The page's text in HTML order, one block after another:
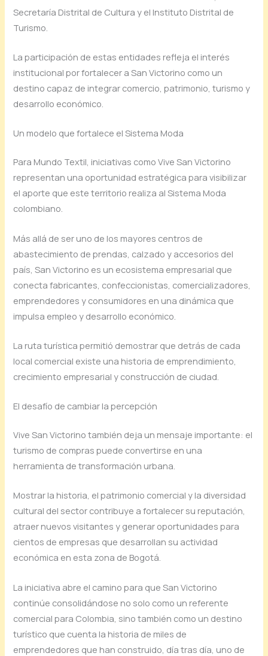
Secretaría Distrital de Cultura y el Instituto Distrital de
Turismo.
La participación de estas entidades refleja el interés
institucional por fortalecer a San Victorino como un
destino capaz de integrar comercio, patrimonio, turismo y
desarrollo económico.
Un modelo que fortalece el Sistema Moda
Para Mundo Textil, iniciativas como Vive San Victorino
representan una oportunidad estratégica para visibilizar
el aporte que este territorio realiza al Sistema Moda
colombiano.
Más allá de ser uno de los mayores centros de
abastecimiento de prendas, calzado y accesorios del
país, San Victorino es un ecosistema empresarial que
conecta fabricantes, confeccionistas, comercializadores,
emprendedores y consumidores en una dinámica que
impulsa empleo y desarrollo económico.
La ruta turística permitió demostrar que detrás de cada
local comercial existe una historia de emprendimiento,
crecimiento empresarial y construcción de ciudad.
El desafío de cambiar la percepción
Vive San Victorino también deja un mensaje importante: el
turismo de compras puede convertirse en una
herramienta de transformación urbana.
Mostrar la historia, el patrimonio comercial y la diversidad
cultural del sector contribuye a fortalecer su reputación,
atraer nuevos visitantes y generar oportunidades para
cientos de empresas que desarrollan su actividad
económica en esta zona de Bogotá.
La iniciativa abre el camino para que San Victorino
continúe consolidándose no solo como un referente
comercial para Colombia, sino también como un destino
turístico que cuenta la historia de miles de
emprendedores que han construido, día tras día, uno de